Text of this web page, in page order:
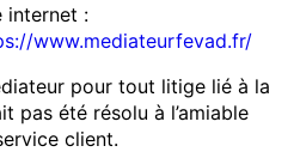
internet :
www.mediateurfevad.fr/
pour tout litige lié à la
pas été résolu à l’amiable
client.